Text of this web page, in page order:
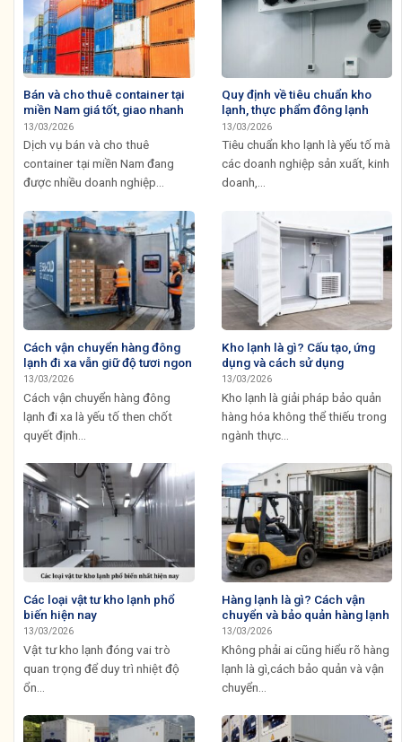
Bán và cho thuê container tại
miền Nam giá tốt, giao nhanh
13/03/2026
Dịch vụ bán và cho thuê
container tại miền Nam đang
được nhiều doanh nghiệp...
Quy định về tiêu chuẩn kho
lạnh, thực phẩm đông lạnh
13/03/2026
Tiêu chuẩn kho lạnh là yếu tố mà
các doanh nghiệp sản xuất, kinh
doanh,...
Cách vận chuyển hàng đông
lạnh đi xa vẫn giữ độ tươi ngon
13/03/2026
Cách vận chuyển hàng đông
lạnh đi xa là yếu tố then chốt
quyết định...
Kho lạnh là gì? Cấu tạo, ứng
dụng và cách sử dụng
13/03/2026
Kho lạnh là giải pháp bảo quản
hàng hóa không thể thiếu trong
ngành thực...
Các loại vật tư kho lạnh phổ
biến hiện nay
13/03/2026
Vật tư kho lạnh đóng vai trò
quan trọng để duy trì nhiệt độ
ổn...
Hàng lạnh là gì? Cách vận
chuyển và bảo quản hàng lạnh
13/03/2026
Không phải ai cũng hiểu rõ hàng
lạnh là gì,cách bảo quản và vận
chuyển...